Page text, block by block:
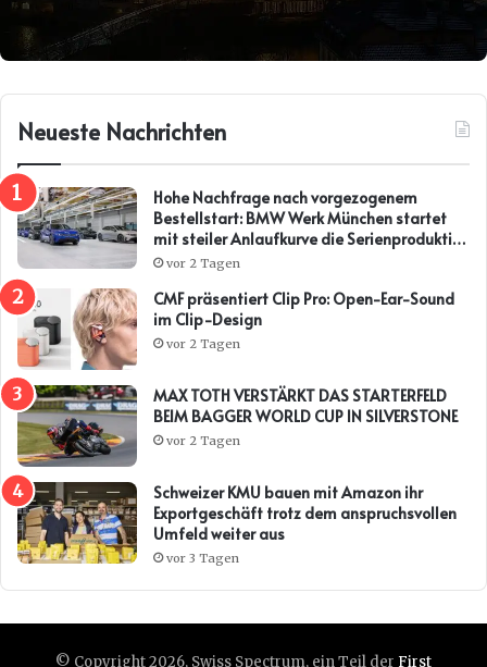
Neueste Nachrichten
Hohe Nachfrage nach vorgezogenem
Bestellstart: BMW Werk München startet
mit steiler Anlaufkurve die Serienproduktion
des BMW i3*
vor 2 Tagen
CMF präsentiert Clip Pro: Open-Ear-Sound
im Clip-Design
vor 2 Tagen
MAX TOTH VERSTÄRKT DAS STARTERFELD
BEIM BAGGER WORLD CUP IN SILVERSTONE
vor 2 Tagen
Schweizer KMU bauen mit Amazon ihr
Exportgeschäft trotz dem anspruchsvollen
Umfeld weiter aus
vor 3 Tagen
© Copyright 2026, Swiss Spectrum, ein Teil der First